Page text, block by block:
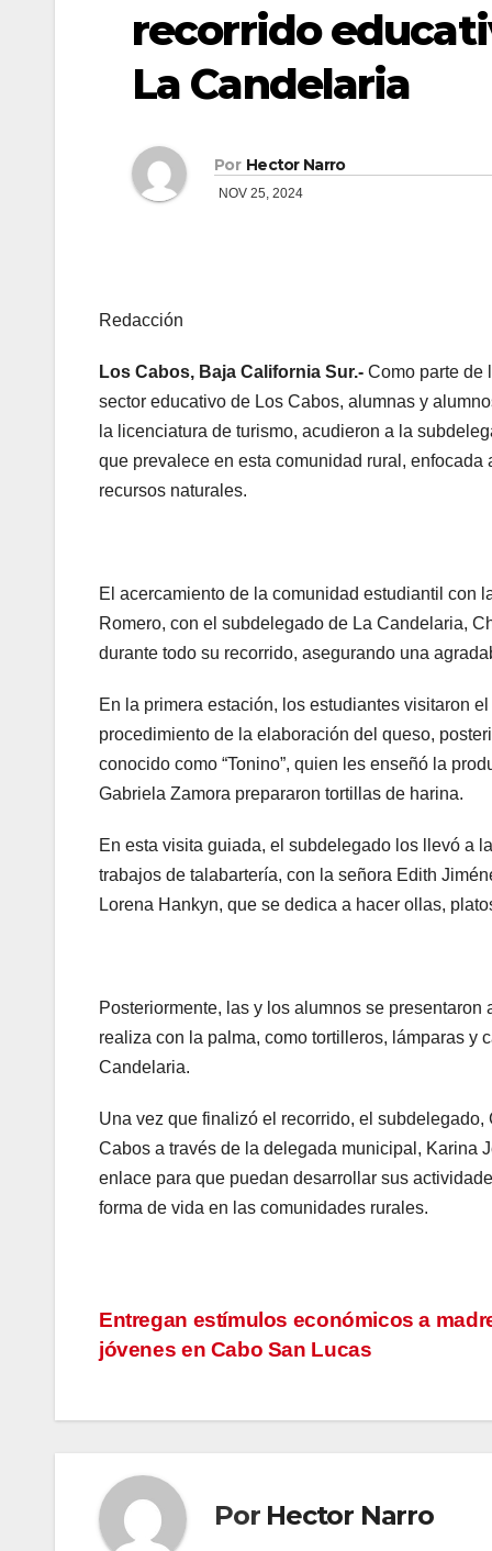
recorrido
La Candelaria
Por Hector Narro
NOV 25, 2024
Redacción
Los Cabos, Baja California Sur.- Como parte de
sector educativo de Los Cabos, alumnas y
la licenciatura de turismo, acudieron a la
que prevalece en esta comunidad rural,
recursos naturales.
El acercamiento de la comunidad estudiantil con
Romero, con el subdelegado de La Candelaria,
durante todo su recorrido, asegurando una
En la primera estación, los estudiantes visitaron
procedimiento de la elaboración del queso,
conocido como “Tonino”, quien les enseñó la
Gabriela Zamora prepararon tortillas de harina.
En esta visita guiada, el subdelegado los llevó a
trabajos de talabartería, con la señora Edith
Lorena Hankyn, que se dedica a hacer ollas,
Posteriormente, las y los alumnos se
realiza con la palma, como tortilleros, lámparas y
Candelaria.
Una vez que finalizó el recorrido, el
Cabos a través de la delegada municipal, Karina
enlace para que puedan desarrollar sus
forma de vida en las comunidades rurales.
Navegación
de
entradas
Entregan estímulos económicos a
jóvenes en Cabo San Lucas
Por Hector Narro